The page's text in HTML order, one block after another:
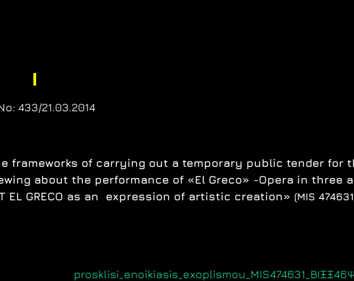
433/21.03.2014
frameworks of carrying out a temporary public tender for
about the performance of «El Greco» -Opera in three
EL GRECO as an expression of artistic creation» (MIS